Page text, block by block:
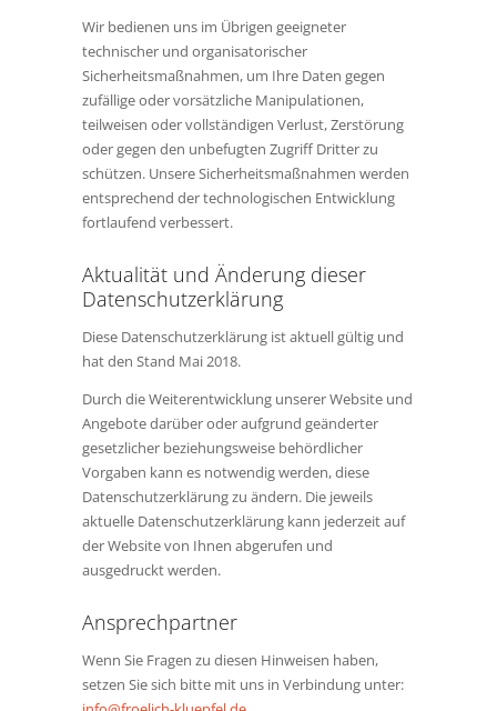
Wir bedienen uns im Übrigen geeigneter
technischer und organisatorischer
Sicherheitsmaßnahmen, um Ihre Daten gegen
zufällige oder vorsätzliche Manipulationen,
teilweisen oder vollständigen Verlust, Zerstörung
oder gegen den unbefugten Zugriff Dritter zu
schützen. Unsere Sicherheitsmaßnahmen werden
entsprechend der technologischen Entwicklung
fortlaufend verbessert.
Aktualität und Änderung dieser
Datenschutzerklärung
Diese Datenschutzerklärung ist aktuell gültig und
hat den Stand Mai 2018.
Durch die Weiterentwicklung unserer Website und
Angebote darüber oder aufgrund geänderter
gesetzlicher beziehungsweise behördlicher
Vorgaben kann es notwendig werden, diese
Datenschutzerklärung zu ändern. Die jeweils
aktuelle Datenschutzerklärung kann jederzeit auf
der Website von Ihnen abgerufen und
ausgedruckt werden.
Ansprechpartner
Wenn Sie Fragen zu diesen Hinweisen haben,
setzen Sie sich bitte mit uns in Verbindung unter: